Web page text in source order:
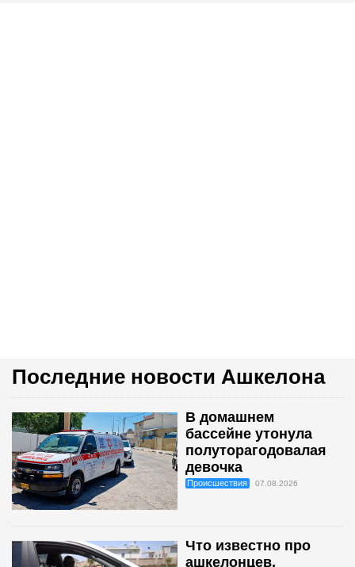
Последние новости Ашкелона
В домашнем
бассейне утонула
полуторагодовалая
девочка
Происшествия 07.08.2026
Что известно про
ашкелонцев,